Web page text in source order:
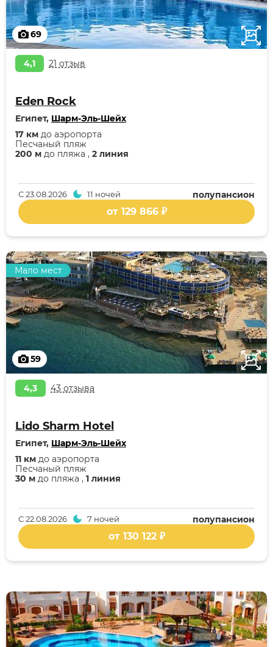
69
4,1 21 отзыв
Eden Rock
Египет, Шарм-Эль-Шейх
200 м до пляжа , 2 линия
Песчаный пляж
17 км до аэропорта
полупансион
С23.08.2026 11 ночей
от 129 866 ₽
59
Мало мест
4,3 43 отзыва
Lido Sharm Hotel
Египет, Шарм-Эль-Шейх
30 м до пляжа , 1 линия
Песчаный пляж
11 км до аэропорта
полупансион
С22.08.2026 7 ночей
от 130 122 ₽